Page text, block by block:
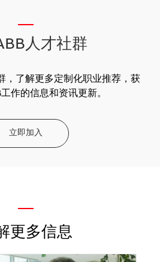
人才社群
，了解更多定制化职业推荐，获
作的信息和资讯更新。
立即加入
—
更多信息